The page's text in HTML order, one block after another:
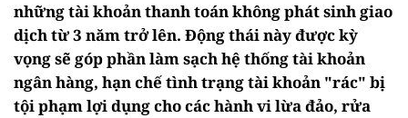
những tài khoản thanh toán không phát sinh giao
dịch từ 3 năm trở lên. Động thái này được kỳ
vọng sẽ góp phần làm sạch hệ thống tài khoản
ngân hàng, hạn chế tình trạng tài khoản "rác" bị
tội phạm lợi dụng cho các hành vi lừa đảo, rửa